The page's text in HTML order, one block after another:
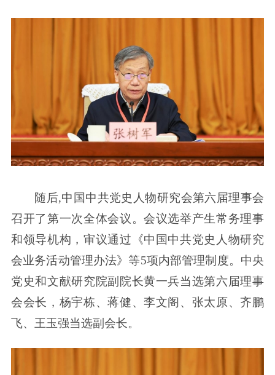
随后,中国中共党史人物研究会第六届理事会
召开了第一次全体会议。会议选举产生常务理事
和领导机构，审议通过《中国中共党史人物研究
会业务活动管理办法》等5项内部管理制度。中央
党史和文献研究院副院长黄一兵当选第六届理事
会会长，杨宇栋、蒋健、李文阁、张太原、齐鹏
飞、王玉强当选副会长。